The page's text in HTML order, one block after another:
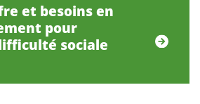
et besoins en
pour
sociale